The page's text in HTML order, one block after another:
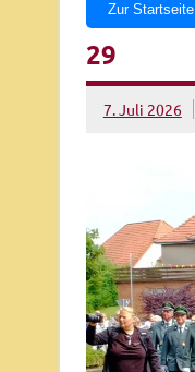
Zur Startseite
29
7. Juli 2026